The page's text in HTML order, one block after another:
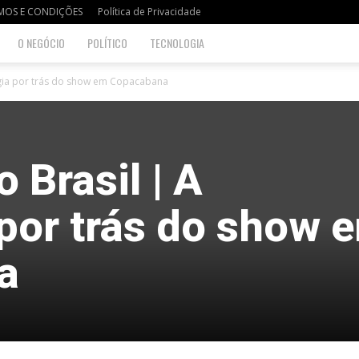
E CONDIÇÕES Política de Privacidade
O NEGÓCIO POLÍTICO TECNOLOGIA
por trás do show em Copacabana
Brasil | A
trás do show